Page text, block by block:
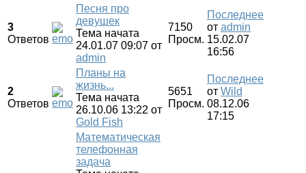
3
Ответов
Песня про
девушек
Тема начата
24.01.07 09:07 от
admin
7150
Просм.
Последнее
от admin
15.02.07
16:56
2
Ответов
Планы на
жизнь...
Тема начата
26.10.06 13:22 от
Gold Fish
5651
Просм.
Последнее
от Wild
08.12.06
17:15
Математическая
телефонная
задача